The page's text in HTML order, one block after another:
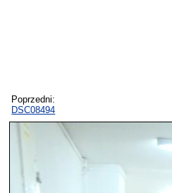
Poprzedni:
DSC08494